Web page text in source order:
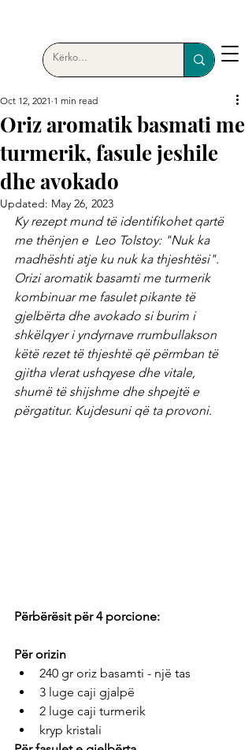
Oriz aromatik basmati me
turmerik, fasule jeshile
dhe avokado
Oct 12, 2021 1 min read
Updated: May 26, 2023
Ky rezept mund të identifikohet qartë
me thënjen e  Leo Tolstoy: "Nuk ka
madhështi atje ku nuk ka thjeshtësi".
Orizi aromatik basamti me turmerik
kombinuar me fasulet pikante të
gjelbërta dhe avokado si burim i
shkëlqyer i yndyrnave rrumbullakson
këtë rezet të thjeshtë që përmban të
gjitha vlerat ushqyese dhe vitale,
shumë të shijshme dhe shpejtë e
përgatitur. Kujdesuni që ta provoni.
Përbërësit për 4 porcione:
Për orizin
240 gr oriz basamti - një tas
3 luge caji gjalpë
2 luge caji turmerik
kryp kristali